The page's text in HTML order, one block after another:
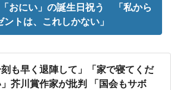
おにい」の誕生日祝う 「私から
ントは、これしかない」
刻も早く退陣して」「家で寝てくだ
芥川賞作家が批判 「国会もサボ